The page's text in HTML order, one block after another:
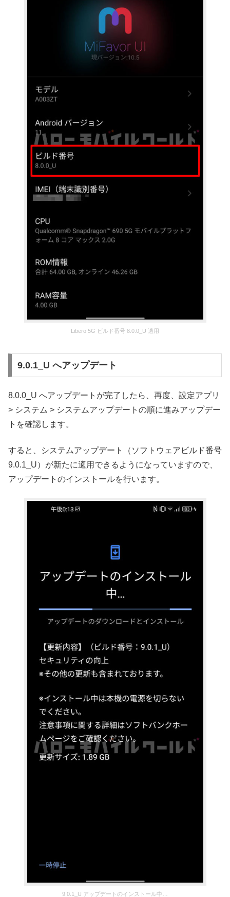
Libero 5G ビルド番号 8.0.0_U 適用
9.0.1_U へアップデート
8.0.0_U へアップデートが完了したら、再度、設定アプリ
> システム > システムアップデートの順に進みアップデー
トを確認します。
すると、システムアップデート（ソフトウェアビルド番号
9.0.1_U）が新たに適用できるようになっていますので、
アップデートのインストールを行います。
9.0.1_U アップデートのインストール中…